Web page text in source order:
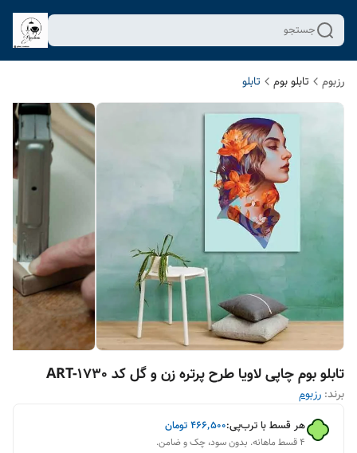
جستجو
رزبوم تابلو بوم تابلو
تابلو بوم چاپی لاویا طرح پرتره زن و گل کد ART-1730
برند: رزبوم
هر قسط با ترب‌پی:۴۶۶٬۵۰۰تومان
۴ قسط ماهانه. بدون سود، چک و ضامن.